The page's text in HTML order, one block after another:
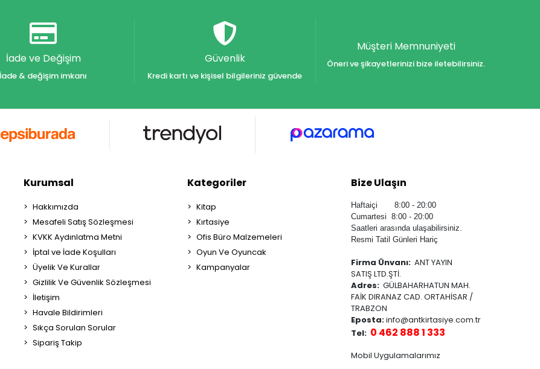
İade ve Değişim
İade & değişim imkanı
Güvenlik
Kredi kartı ve kişisel bilgileriniz güvende
Müşteri Memnuniyeti
Öneri ve şikayetlerinizi bize iletebilirsiniz.
Kurumsal
Hakkımızda
Mesafeli Satış Sözleşmesi
KVKK Aydınlatma Metni
İptal ve İade Koşulları
Üyelik Ve Kurallar
Gizlilik Ve Güvenlik Sözleşmesi
İletişim
Havale Bildirimleri
Sıkça Sorulan Sorular
Sipariş Takip
Kategoriler
Kitap
Kırtasiye
Ofis Büro Malzemeleri
Oyun Ve Oyuncak
Kampanyalar
Bize Ulaşın
Haftaiçi 8:00 - 20:00
Cumartesi 8:00 - 20:00
Saatleri arasında ulaşabilirsiniz.
Resmi Tatil Günleri Hariç
Firma Ünvanı: ANT YAYIN
SATIŞ LTD.ŞTİ.
Adres: GÜLBAHARHATUN MAH.
FAİK DIRANAZ CAD. ORTAHİSAR /
TRABZON
Eposta:info@antkirtasiye.com.tr
Tel: 0 462 888 1 333
Mobil Uygulamalarımız